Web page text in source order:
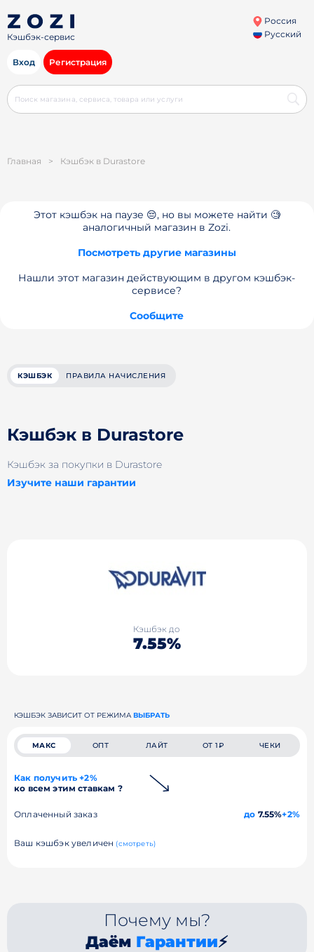
Кэшбэк-сервис
Россия
Русский
Вход Регистрация
Главная > Кэшбэк в Durastore
Этот кэшбэк на паузе 😔, но вы можете найти 🧐
аналогичный магазин в Zozi.
Посмотреть другие магазины
Нашли этот магазин действующим в другом кэшбэк-
сервисе?
Сообщите
КЭШБЭК ПРАВИЛА НАЧИСЛЕНИЯ
Кэшбэк в Durastore
Кэшбэк за покупки в Durastore
Изучите наши гарантии
Кэшбэк до
7.55%
КЭШБЭК ЗАВИСИТ ОТ РЕЖИМА ВЫБРАТЬ
МАКС ОПТ ЛАЙТ ОТ 1₽ ЧЕКИ
Как получить +2%
ко всем этим ставкам ?
Оплаченный заказ до 7.55%+2%
Ваш кэшбэк увеличен (смотреть)
Почему мы?
Даём Гарантии⚡